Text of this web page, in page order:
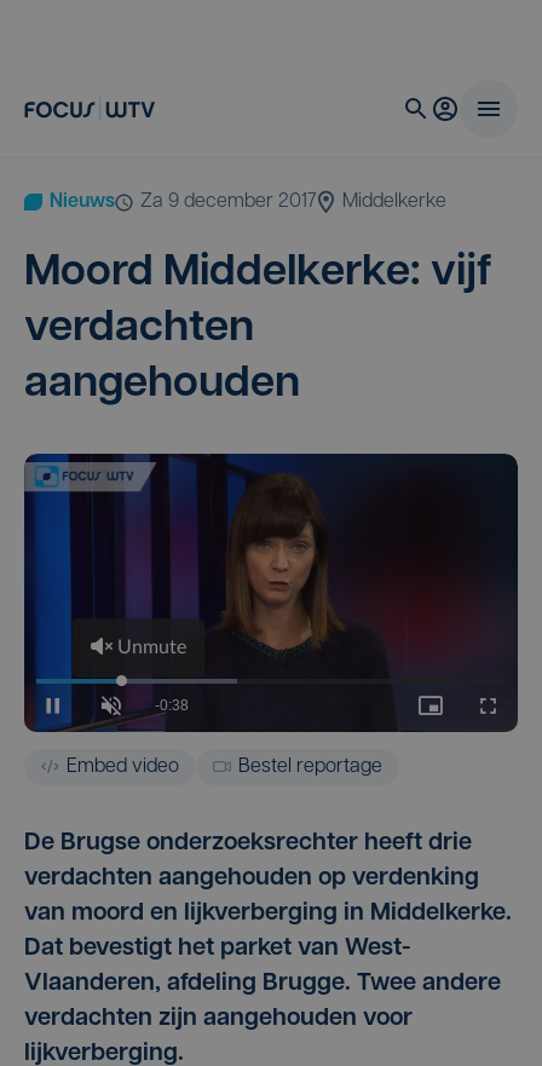
Nieuws za 9 december 2017 Middelkerke
Moord Mid­del­ker­ke: vijf
ver­dach­ten
aangehouden
Embed video Bestel reportage
De Brugse onderzoeksrechter heeft drie
verdachten aangehouden op verdenking
van moord en lijkverberging in Middelkerke.
Dat bevestigt het parket van West-
Vlaanderen, afdeling Brugge. Twee andere
verdachten zijn aangehouden voor
lijkverberging.